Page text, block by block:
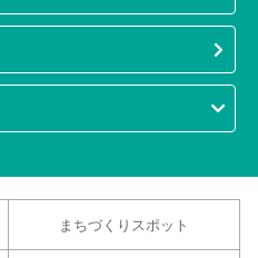
まちづくりスポット